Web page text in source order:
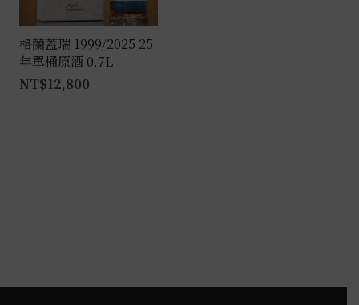
格蘭蓋瑞 1999/2025 25
年單桶原酒 0.7L
NT$12,800